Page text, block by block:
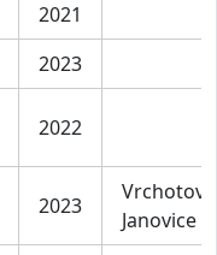
2021
2023
2022
2023
Vrchotovy
Janovice